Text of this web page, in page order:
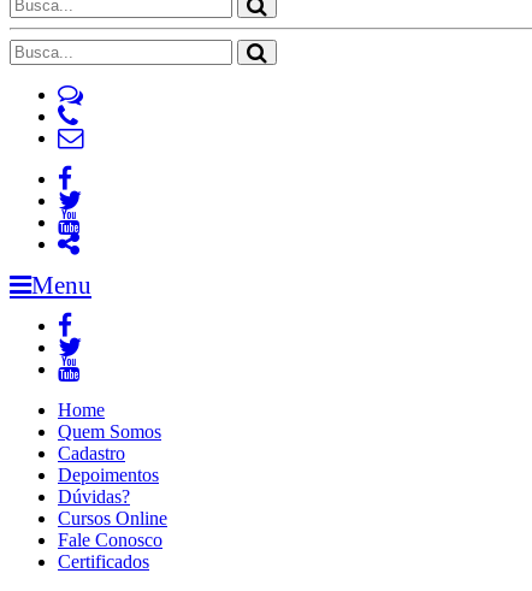
Menu
Home
Quem Somos
Cadastro
Depoimentos
Dúvidas?
Cursos Online
Fale Conosco
Certificados